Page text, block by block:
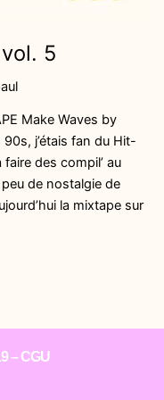
5
Make Waves by
j’étais fan du Hit-
des compil’ au
de nostalgie de
la mixtape sur
–CGU